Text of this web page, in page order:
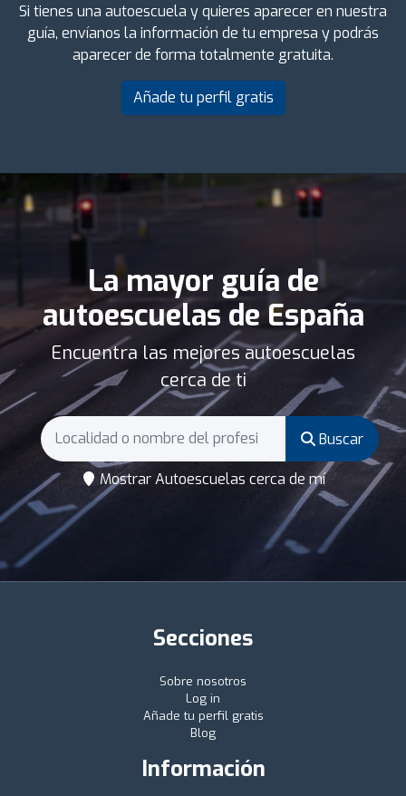
Si tienes una autoescuela y quieres aparecer en nuestra
guía, envíanos la información de tu empresa y podrás
aparecer de forma totalmente gratuita.
Añade tu perfil gratis
La mayor guía de
autoescuelas de España
Encuentra las mejores autoescuelas
cerca de ti
Buscar
Mostrar Autoescuelas cerca de mí
Secciones
Sobre nosotros
Log in
Añade tu perfil gratis
Blog
Información